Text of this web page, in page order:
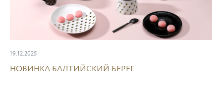
19.12.2025
НОВИНКА БАЛТИЙСКИЙ БЕРЕГ